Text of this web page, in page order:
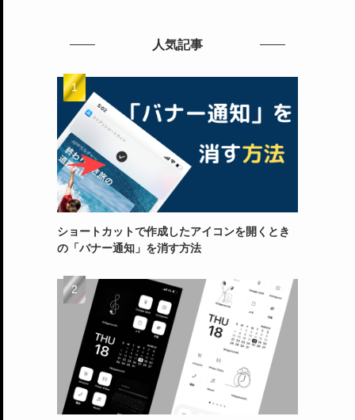
人気記事
ショートカットで作成したアイコンを開くとき
の「バナー通知」を消す方法